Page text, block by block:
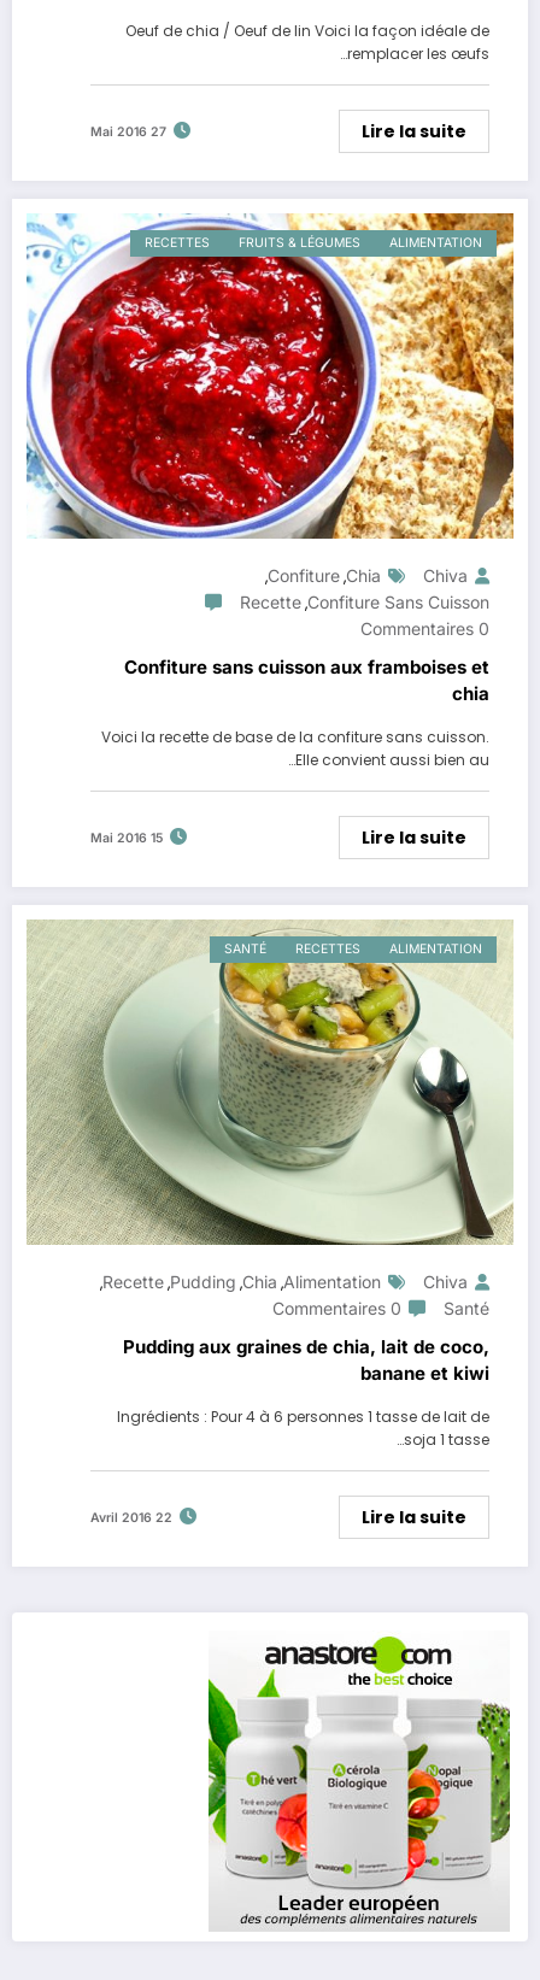
Oeuf de chia / Oeuf de lin Voici la façon idéale de
remplacer les œufs…
Lire la suite
27 Mai 2016
ALIMENTATION
FRUITS & LÉGUMES
RECETTES
Chiva
Chia
,
Confiture
,
Confiture Sans Cuisson
,
Recette
0 Commentaires
Confiture sans cuisson aux framboises et
chia
Voici la recette de base de la confiture sans cuisson.
Elle convient aussi bien au…
Lire la suite
15 Mai 2016
ALIMENTATION
RECETTES
SANTÉ
Chiva
Alimentation
,
Chia
,
Pudding
,
Recette
,
Santé
0 Commentaires
Pudding aux graines de chia, lait de coco,
banane et kiwi
Ingrédients : Pour 4 à 6 personnes 1 tasse de lait de
soja 1 tasse…
Lire la suite
22 Avril 2016